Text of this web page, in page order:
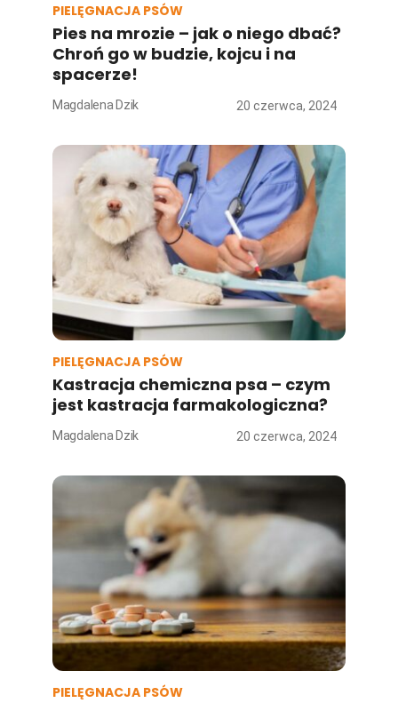
PIELĘGNACJA PSÓW
Pies na mrozie – jak o niego dbać?
Chroń go w budzie, kojcu i na
spacerze!
Magdalena Dzik 20 czerwca, 2024
PIELĘGNACJA PSÓW
Kastracja chemiczna psa – czym
jest kastracja farmakologiczna?
Magdalena Dzik 20 czerwca, 2024
PIELĘGNACJA PSÓW